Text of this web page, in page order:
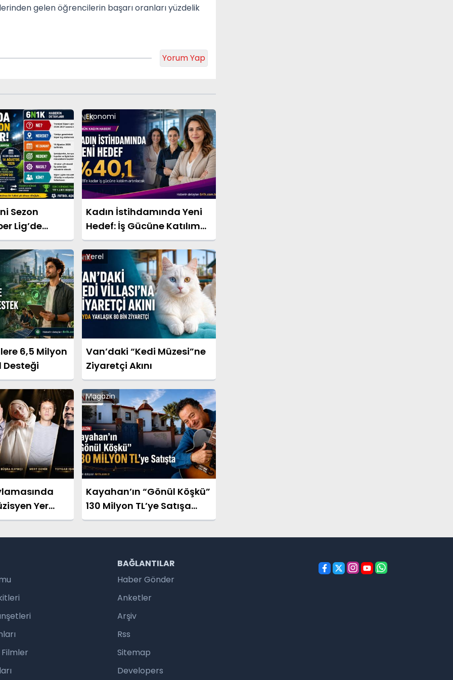
gelen öğrencilerin başarı oranları yüzdelik
Yorum Yap
Sezon
Lig’de
Sahada
Ekonomi
Kadın İstihdamında Yeni
Hedef: İş Gücüne Katılım
Yüzde 40,1’e Çıkarılacak
6,5 Milyon
Desteği
Yerel
Van’daki “Kedi Müzesi”ne
Ziyaretçi Akını
Yer
Magazin
Kayahan’ın “Gönül Köşkü”
130 Milyon TL’ye Satışa
Çıkarıldı
BAĞLANTILAR
Haber Gönder
Anketler
Arşiv
Rss
Sitemap
Developers